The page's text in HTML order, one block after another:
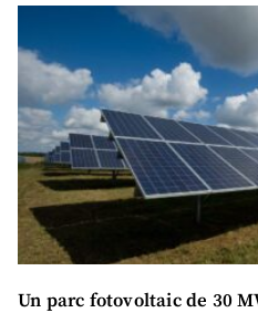
Un parc fotovoltaic de 30